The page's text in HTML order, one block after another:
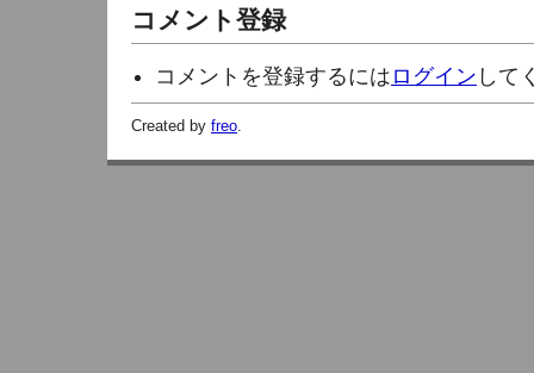
コメント登録
コメントを登録するには ログイン して
Created by freo.